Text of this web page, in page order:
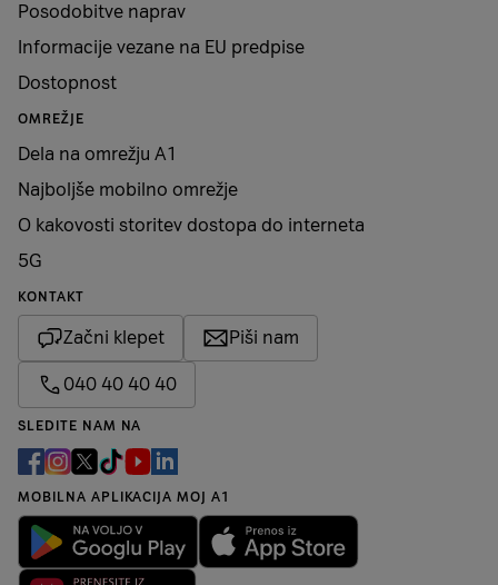
Posodobitve naprav
Informacije vezane na EU predpise
Dostopnost
OMREŽJE
Dela na omrežju A1
Najboljše mobilno omrežje
O kakovosti storitev dostopa do interneta
5G
KONTAKT
Začni klepet Piši nam
040 40 40 40
SLEDITE NAM NA
MOBILNA APLIKACIJA MOJ A1